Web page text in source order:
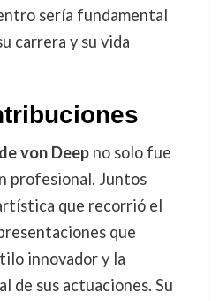
sería fundamental
carrera y su vida
von Deepno solo fue
profesional. Juntos
que recorrió el
que
innovador y la
de sus actuaciones. Su